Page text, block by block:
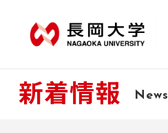
新着情報 News